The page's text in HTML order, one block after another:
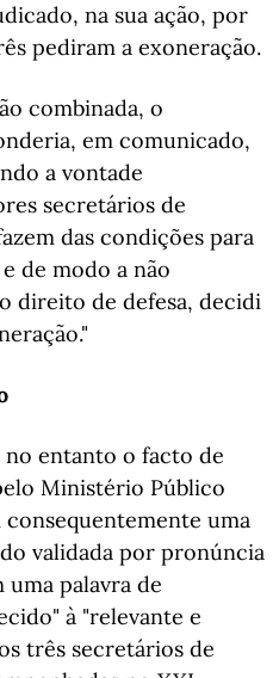
na sua ação, por
pediram a exoneração.
combinada, o
em comunicado,
a vontade
secretários de
das condições para
de modo a não
direito de defesa, decidi
entanto o facto de
Ministério Público
consequentemente uma
validada por pronúncia
palavra de
à "relevante e
três secretários de